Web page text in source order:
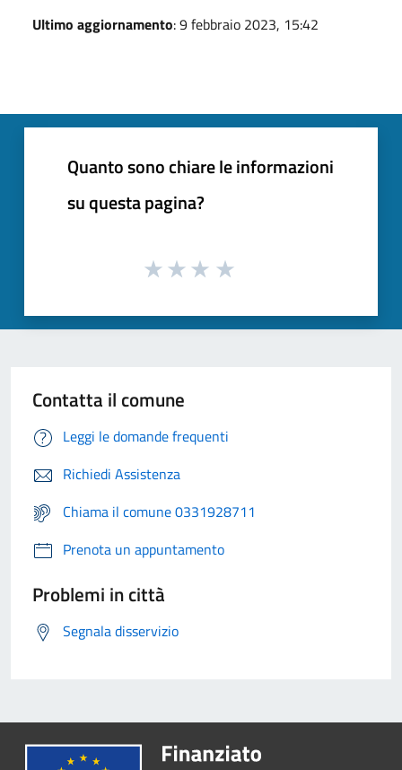
Ultimo aggiornamento: 9 febbraio 2023, 15:42
Quanto sono chiare le informazioni
su questa pagina?
Contatta il comune
Leggi le domande frequenti
Richiedi Assistenza
Chiama il comune 0331928711
Prenota un appuntamento
Problemi in città
Segnala disservizio